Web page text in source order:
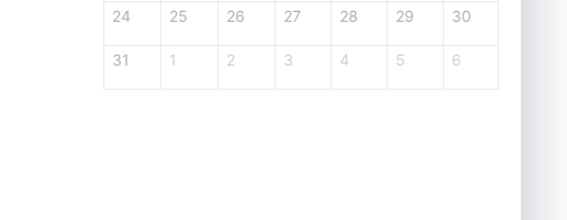
24 25 26 27 28 29 30
31 1 2 3 4 5 6